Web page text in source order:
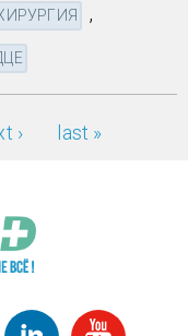
,
› last »